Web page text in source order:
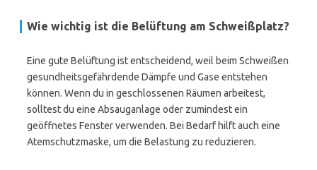
Wie wichtig ist die Belüftung am Schweißplatz?
Eine gute Belüftung ist entscheidend, weil beim Schweißen
gesundheitsgefährdende Dämpfe und Gase entstehen
können. Wenn du in geschlossenen Räumen arbeitest,
solltest du eine Absauganlage oder zumindest ein
geöffnetes Fenster verwenden. Bei Bedarf hilft auch eine
Atemschutzmaske, um die Belastung zu reduzieren.